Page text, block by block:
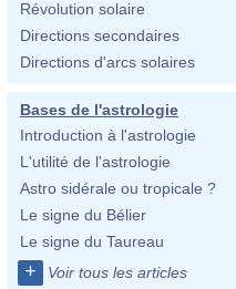
Révolution solaire
Directions secondaires
Directions d'arcs solaires
Bases de l'astrologie
Introduction à l'astrologie
L'utilité de l'astrologie
Astro sidérale ou tropicale ?
Le signe du Bélier
Le signe du Taureau
+ Voir tous les articles